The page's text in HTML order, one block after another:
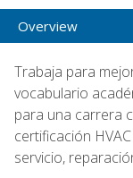
Overview
Trabaja para
vocabulario
para una carrera
certificación
servicio,